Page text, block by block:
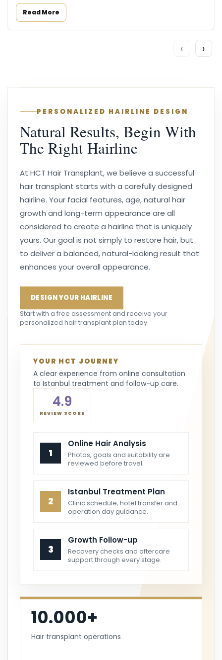
Read More
‹ ›
PERSONALIZED HAIRLINE DESIGN
Natural Results, Begin With
The Right Hairline
At HCT Hair Transplant, we believe a successful
hair transplant starts with a carefully designed
hairline. Your facial features, age, natural hair
growth and long-term appearance are all
considered to create a hairline that is uniquely
yours. Our goal is not simply to restore hair, but
to deliver a balanced, natural-looking result that
enhances your overall appearance.
DESIGN YOUR HAIRLINE
Start with a free assessment and receive your
personalized hair transplant plan today.
YOUR HCT JOURNEY
A clear experience from online consultation
to Istanbul treatment and follow-up care.
4.9
REVIEW SCORE
1
Online Hair Analysis
Photos, goals and suitability are
reviewed before travel.
2
Istanbul Treatment Plan
Clinic schedule, hotel transfer and
operation day guidance.
3
Growth Follow-up
Recovery checks and aftercare
support through every stage.
10.000+
Hair transplant operations